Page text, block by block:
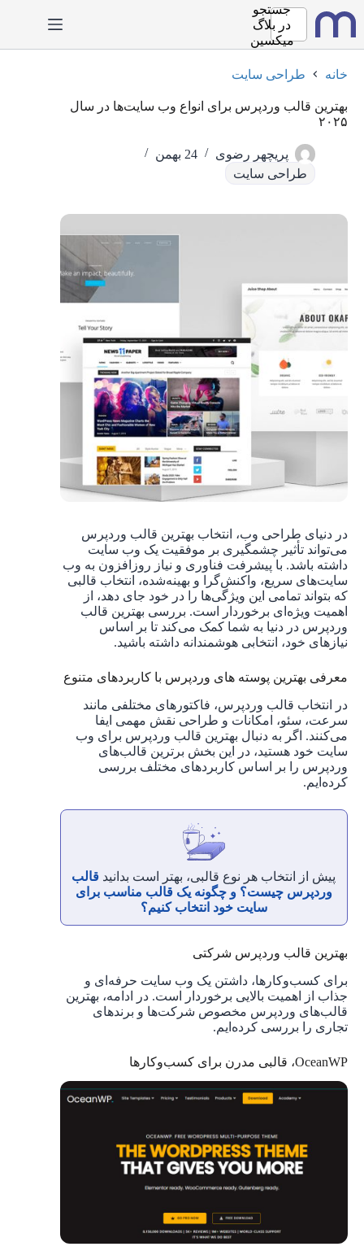
به
محتوا
جستجو
در بلاگ
میکسین
خانه طراحی سایت
بهترین قالب وردپرس برای انواع وب ‌سایت‌ها در سال
۲۰۲۵
پریچهر رضوی
24 بهمن
طراحی سایت
در دنیای طراحی وب، انتخاب بهترین قالب وردپرس
می‌تواند تأثیر چشمگیری بر موفقیت یک وب سایت
داشته باشد. با پیشرفت فناوری و نیاز روزافزون به وب
سایت‌های سریع، واکنش‌گرا و بهینه‌شده، انتخاب قالبی
که بتواند تمامی این ویژگی‌ها را در خود جای دهد، از
اهمیت ویژه‌ای برخوردار است. بررسی بهترین قالب
وردپرس در دنیا به شما کمک می‌کند تا بر اساس
نیازهای خود، انتخابی هوشمندانه داشته باشید.
معرفی بهترین پوسته های وردپرس با کاربردهای متنوع
در انتخاب قالب وردپرس، فاکتورهای مختلفی مانند
سرعت، سئو، امکانات و طراحی نقش مهمی ایفا
می‌کنند. اگر به دنبال بهترین قالب وردپرس برای وب
سایت خود هستید، در این بخش برترین قالب‌های
وردپرس را بر اساس کاربردهای مختلف بررسی
کرده‌ایم.
پیش از انتخاب هر نوع قالبی، بهتر است بدانید قالب
وردپرس چیست؟ و چگونه یک قالب مناسب برای
سایت خود انتخاب کنیم؟
بهترین قالب وردپرس شرکتی
برای کسب‌وکارها، داشتن یک وب سایت حرفه‌ای و
جذاب از اهمیت بالایی برخوردار است. در ادامه، بهترین
قالب‌های وردپرس مخصوص شرکت‌ها و برندهای
تجاری را بررسی کرده‌ایم.
OceanWP، قالبی مدرن برای کسب‌وکارها